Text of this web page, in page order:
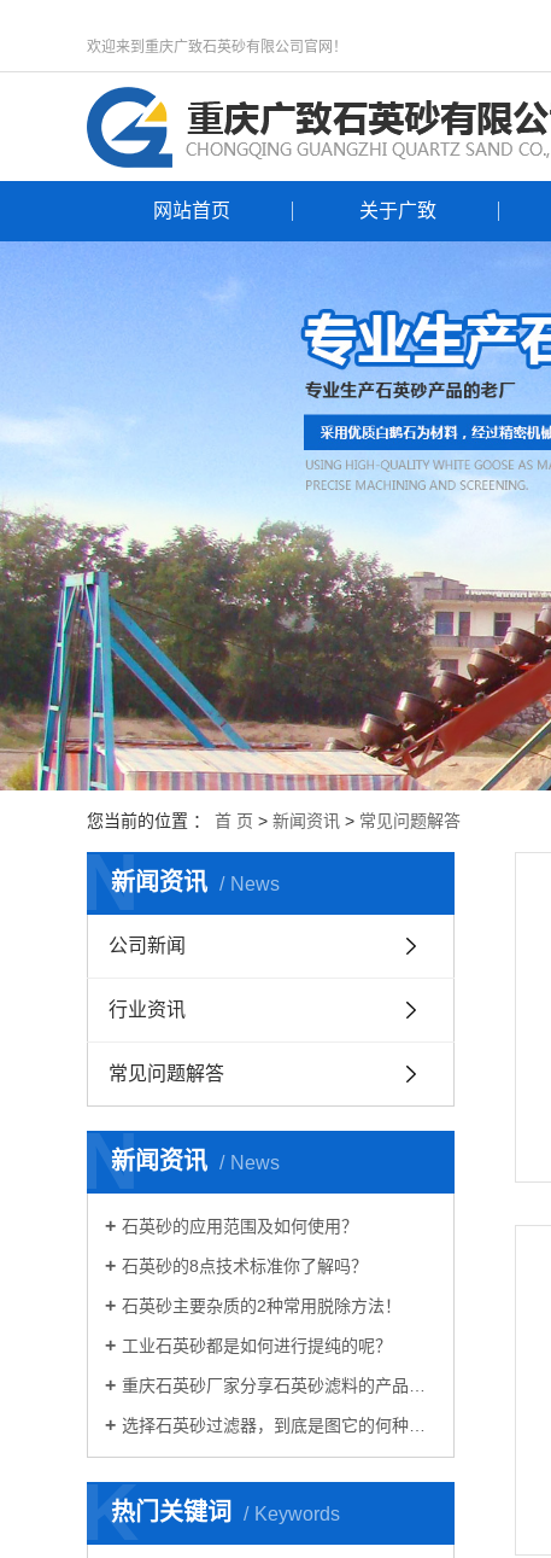
欢迎来到重庆广致石英砂有限公司官网！
网站首页 关于广致
您当前的位置 ： 首 页 > 新闻资讯 > 常见问题解答
新闻资讯 News
N
公司新闻
行业资讯
常见问题解答
新闻资讯 News
N
石英砂的应用范围及如何使用？
石英砂的8点技术标准你了解吗？
石英砂主要杂质的2种常用脱除方法！
工业石英砂都是如何进行提纯的呢？
重庆石英砂厂家分享石英砂滤料的产品简介
选择石英砂过滤器，到底是图它的何种优点呢？
热门关键词 Keywords
K